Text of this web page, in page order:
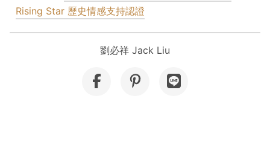
Rising Star 歷史情感支持認證
劉必祥 Jack Liu